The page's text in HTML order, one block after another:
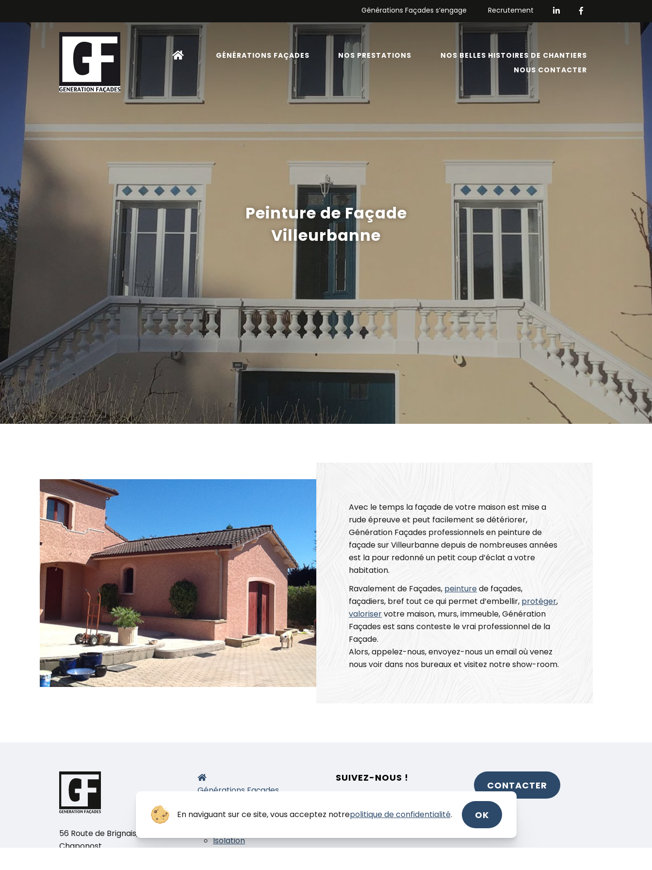
En naviguant sur ce site, vous acceptez notrepolitique de confidentialité. OK
Générations Façades s’engage Recrutement
GÉNÉRATIONS FAÇADES NOS PRESTATIONS
NOS BELLES HISTOIRES DE CHANTIERS
NOUS CONTACTER
Peinture de Façade
Villeurbanne
Avec le temps la façade de votre maison est mise a
rude épreuve et peut facilement se détériorer,
Génération Façades professionnels en peinture de
façade sur Villeurbanne depuis de nombreuses années
est la pour redonné un petit coup d’éclat a votre
habitation.
Ravalement de Façades, peinturede façades,
façadiers, bref tout ce qui permet d’embellir, protéger,
valoriservotre maison, murs, immeuble, Génération
Façades est sans conteste le vrai professionnel de la
Façade.
Alors, appelez-nous, envoyez-nous un email où venez
nous voir dans nos bureaux et visitez notre show-room.
56 Route de Brignais, 69630
Chaponost.
Générations Façades
Enduit
Isolation
SUIVEZ-NOUS !
CONTACTER